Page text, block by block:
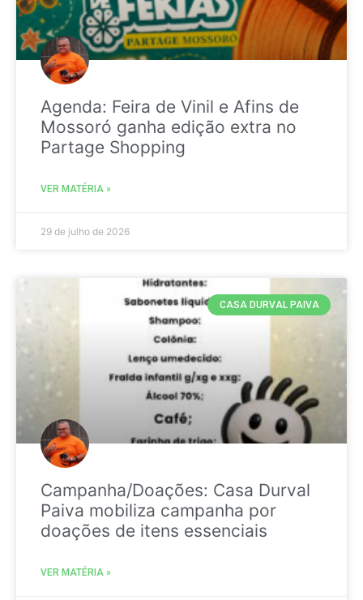
Agenda: Feira de Vinil e Afins de
Mossoró ganha edição extra no
Partage Shopping
VER MATÉRIA »
29 de julho de 2026
CASA DURVAL PAIVA
Campanha/Doações: Casa Durval
Paiva mobiliza campanha por
doações de itens essenciais
VER MATÉRIA »